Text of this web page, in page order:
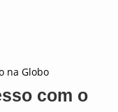
na Globo
com o